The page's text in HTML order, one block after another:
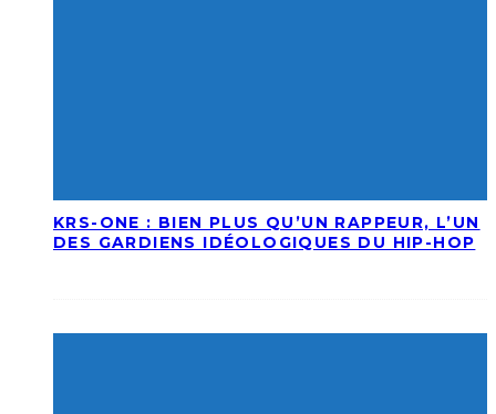
KRS-ONE : BIEN PLUS QU’UN RAPPEUR, L’UN
DES GARDIENS IDÉOLOGIQUES DU HIP-HOP